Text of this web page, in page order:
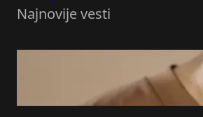
Najnovije vesti